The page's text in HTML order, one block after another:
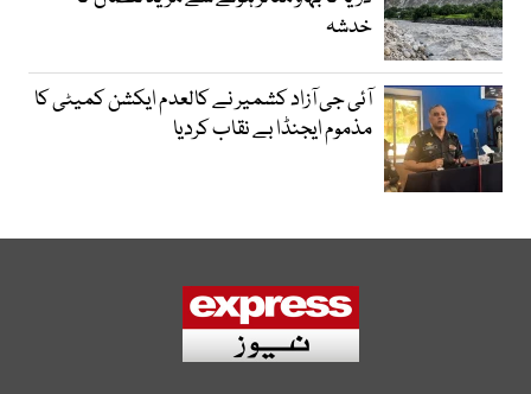
خدشہ
آئی جی آزاد کشمیر نے کالعدم ایکشن کمیٹی کا
مذموم ایجنڈا بے نقاب کردیا